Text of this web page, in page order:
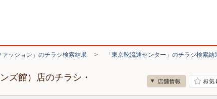
ァッション」のチラシ検索結果 >
「東京靴流通センター」のチラシ検索結
ズ館）店のチラシ・